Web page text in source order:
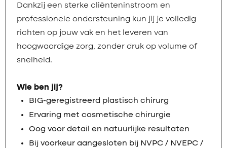
Dankzij een sterke cliënteninstroom en
professionele ondersteuning kun jij je volledig
richten op jouw vak en het leveren van
hoogwaardige zorg, zonder druk op volume of
snelheid.
Wie ben jij?
BIG-geregistreerd plastisch chirurg
Ervaring met cosmetische chirurgie
Oog voor detail en natuurlijke resultaten
Bij voorkeur aangesloten bij NVPC / NVEPC /